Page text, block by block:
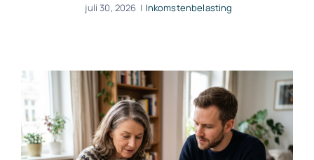
juli 30, 2026 | Inkomstenbelasting